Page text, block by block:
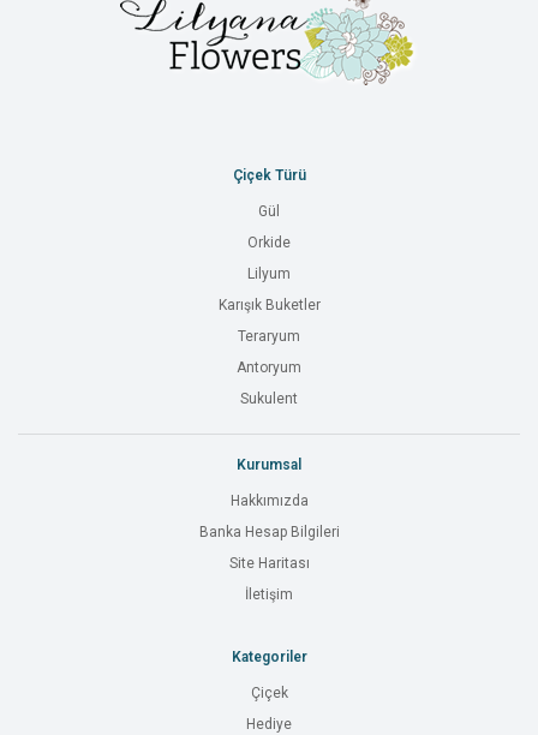
Çiçek Türü
Gül
Orkide
Lilyum
Karışık Buketler
Teraryum
Antoryum
Sukulent
Kurumsal
Hakkımızda
Banka Hesap Bilgileri
Site Haritası
İletişim
Kategoriler
Çiçek
Hediye